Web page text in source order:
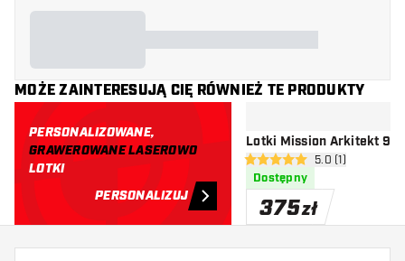
MOŻE ZAINTERESUJĄ CIĘ RÓWNIEŻ TE PRODUKTY
PERSONALIZOWANE,
GRAWEROWANE LASEROWO
LOTKI
PERSONALIZUJ
Lotki Mission Arkitekt
otwórz panel
5 gwiazdki oceny
5.0 (1)
Dostępny
375zł